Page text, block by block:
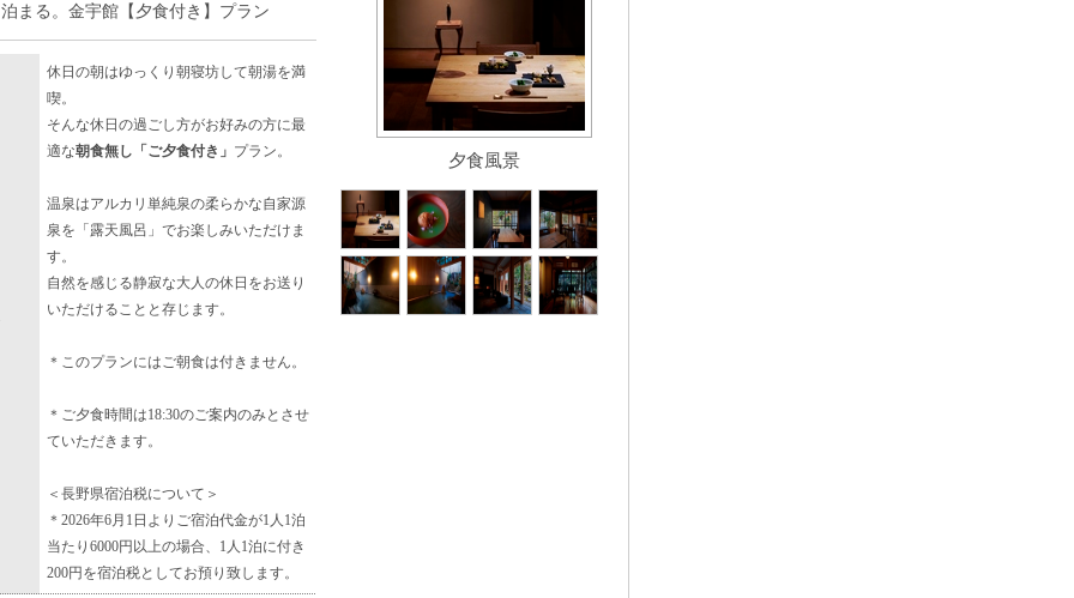
夕食風景
まる。金宇館【夕食付き】プラン
休日の朝はゆっくり朝寝坊して朝湯を満
喫。
そんな休日の過ごし方がお好みの方に最
適な朝食無し「ご夕食付き」 プラン。
温泉はアルカリ単純泉の柔らかな自家源
泉を「露天風呂」でお楽しみいただけま
す。
自然を感じる静寂な大人の休日をお送り
いただけることと存じます。
＊このプランにはご朝食は付きません。
＊ご夕食時間は18:30のご案内のみとさせ
ていただきます。
＜長野県宿泊税について＞
＊2026年6月1日よりご宿泊代金が1人1泊
当たり6000円以上の場合、1人1泊に付き
200円を宿泊税としてお預り致します。